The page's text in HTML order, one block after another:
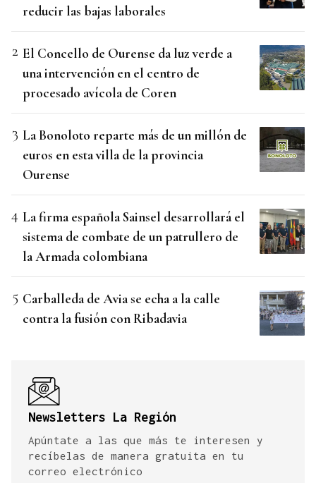
reducir las bajas laborales
El Concello de Ourense da luz verde a
una intervención en el centro de
procesado avícola de Coren
La Bonoloto reparte más de un millón de
euros en esta villa de la provincia
Ourense
La firma española Sainsel desarrollará el
sistema de combate de un patrullero de
la Armada colombiana
Carballeda de Avia se echa a la calle
contra la fusión con Ribadavia
Newsletters La Región
Apúntate a las que más te interesen y
recíbelas de manera gratuita en tu
correo electrónico